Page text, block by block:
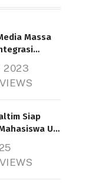
Massa
2023
VIEWS
Siap
UT
VIEWS